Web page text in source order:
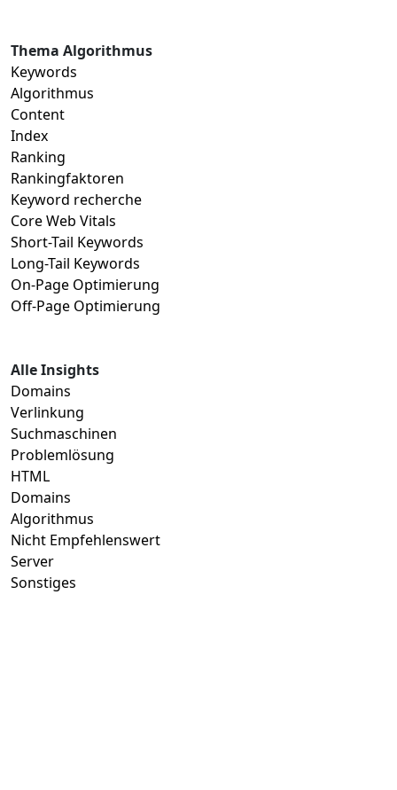
Thema Algorithmus
Keywords
Algorithmus
Content
Index
Ranking
Rankingfaktoren
Keyword recherche
Core Web Vitals
Short-Tail Keywords
Long-Tail Keywords
On-Page Optimierung
Off-Page Optimierung
Alle Insights
Domains
Verlinkung
Suchmaschinen
Problemlösung
HTML
Domains
Algorithmus
Nicht Empfehlenswert
Server
Sonstiges